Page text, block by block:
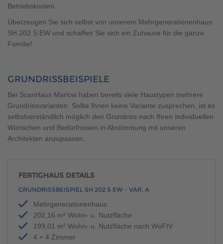
Betriebskosten.
Überzeugen Sie sich selbst von unserem Mehrgenerationenhaus
SH 202 S EW und schaffen Sie sich ein Zuhause für die ganze
Familie!
GRUNDRISSBEISPIELE
Bei ScanHaus Marlow haben bereits viele Haustypen mehrere
Grundrissvarianten. Sollte Ihnen keine Variante zusprechen, ist es
selbstverständlich möglich den Grundriss nach Ihren individuellen
Wünschen und Bedürfnissen in Abstimmung mit unseren
Architekten anzupassen.
FERTIGHAUS DETAILS
GRUNDRISSBEISPIEL SH 202 S EW - VAR. A
Mehrgenerationenhaus
202,16 m² Wohn- u. Nutzfläche
199,01 m² Wohn- u. Nutzfläche nach WoFIV
4 + 4 Zimmer